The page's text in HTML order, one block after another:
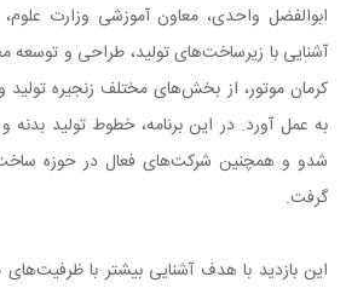
ابوالفضل واحدی، معاون آموزشی وزارت
آشنایی با زیرساخت‌های تولید، طراحی و
کرمان موتور، از بخش‌های مختلف زنجیره تولید
به عمل آورد. در این برنامه، خطوط تولید بدنه
شدو و همچنین شرکت‌های فعال در حوزه
گرفت.
این بازدید با هدف آشنایی بیشتر با